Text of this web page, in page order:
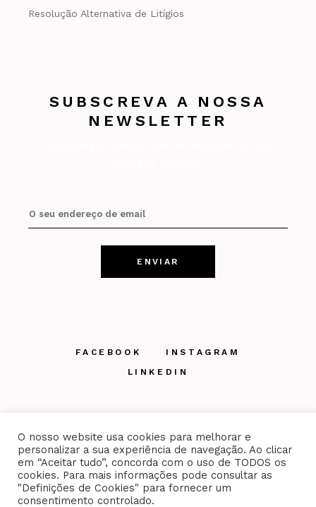
Resolução Alternativa de Litígios
SUBSCREVA A NOSSA
NEWSLETTER
FACEBOOK
INSTAGRAM
LINKEDIN
Mantido porWDX.PT
O nosso website usa cookies para melhorar e
personalizar a sua experiência de navegação. Ao clicar
em “Aceitar tudo”, concorda com o uso de TODOS os
cookies. Para mais informações pode consultar as
"Definições de Cookies" para fornecer um
consentimento controlado.